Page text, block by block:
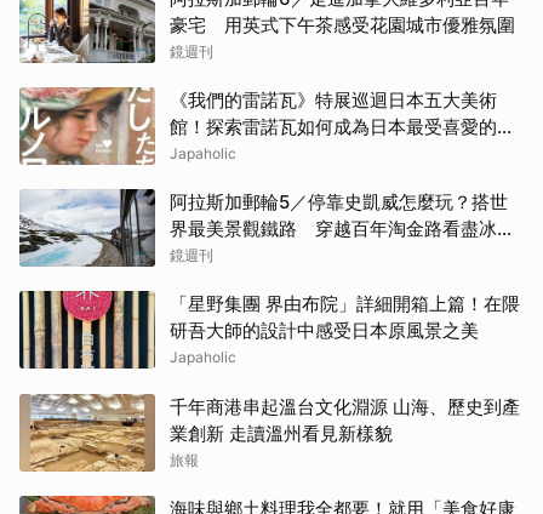
豪宅 用英式下午茶感受花園城市優雅氛圍
鏡週刊
《我們的雷諾瓦》特展巡迴日本五大美術
館！探索雷諾瓦如何成為日本最受喜愛的印
象派畫家
Japaholic
阿拉斯加郵輪5／停靠史凱威怎麼玩？搭世
界最美景觀鐵路 穿越百年淘金路看盡冰
河、峽谷與雪山
鏡週刊
「星野集團 界由布院」詳細開箱上篇！在隈
研吾大師的設計中感受日本原風景之美
Japaholic
千年商港串起溫台文化淵源 山海、歷史到產
業創新 走讀溫州看見新樣貌
旅報
海味與鄉土料理我全都要！就用「美食好康